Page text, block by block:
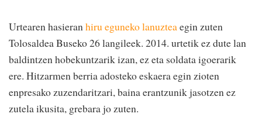
Urtearen hasieran hiru eguneko lanuzteaegin zuten
Tolosaldea Buseko 26 langileek. 2014. urtetik ez dute lan
baldintzen hobekuntzarik izan, ez eta soldata igoerarik
ere. Hitzarmen berria adosteko eskaera egin zioten
enpresako zuzendaritzari, baina erantzunik jasotzen ez
zutela ikusita, grebara jo zuten.